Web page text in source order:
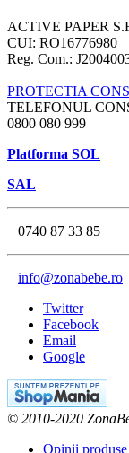
ACTIVE PAPER
CUI: RO16776980
Reg. Com.:
PROTECTIA
TELEFONUL
0800 080 999
Platforma SOL
SAL
0740 87 33 85
info@zonabebe.ro
Twitter
Facebook
Email
Google
© 2010-2020
Opinii produse